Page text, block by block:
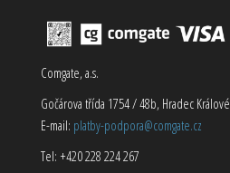
Comgate, a.s.
Gočárova třída 1754 / 48b, Hradec Králové
E-mail: platby-podpora@comgate.cz
Tel: +420 228 224 267